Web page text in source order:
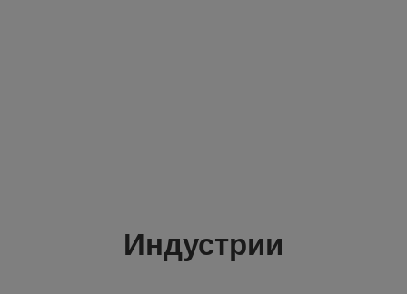
Индустрии